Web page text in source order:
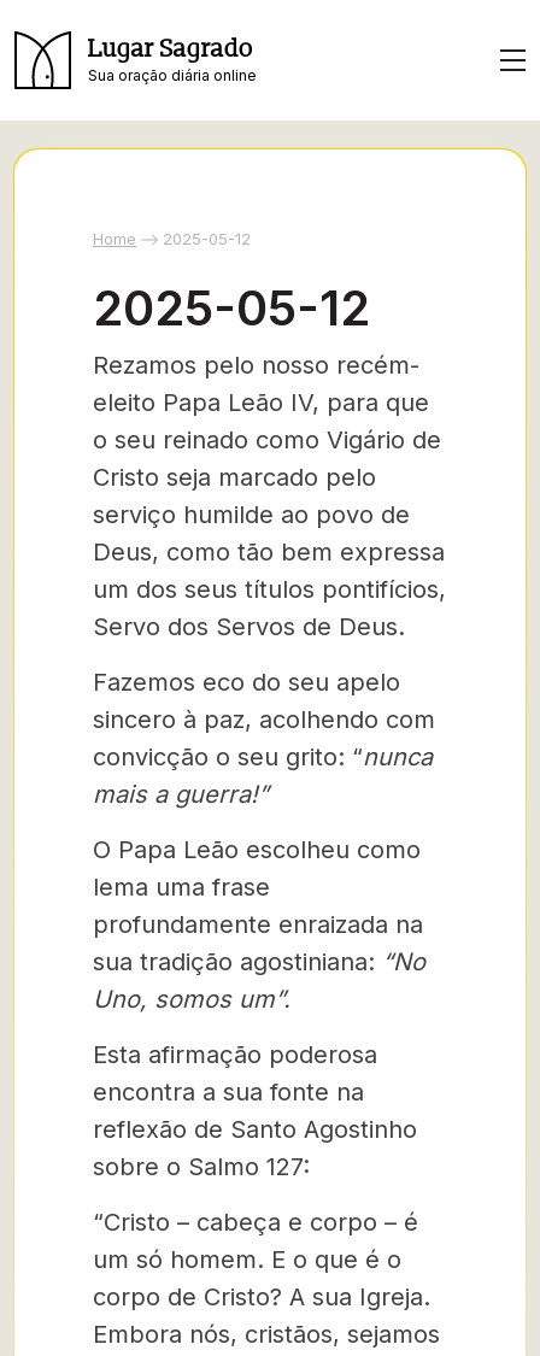
Lugar Sagrado
Sua oração diária online
Home 2025-05-12
2025-05-12
Rezamos pelo nosso recém-
eleito Papa Leão IV, para que
o seu reinado como Vigário de
Cristo seja marcado pelo
serviço humilde ao povo de
Deus, como tão bem expressa
um dos seus títulos pontifícios,
Servo dos Servos de Deus.
Fazemos eco do seu apelo
sincero à paz, acolhendo com
convicção o seu grito: “nunca
mais a guerra!”
O Papa Leão escolheu como
lema uma frase
profundamente enraizada na
sua tradição agostiniana: “No
Uno, somos um”.
Esta afirmação poderosa
encontra a sua fonte na
reflexão de Santo Agostinho
sobre o Salmo 127:
“Cristo – cabeça e corpo – é
um só homem. E o que é o
corpo de Cristo? A sua Igreja.
Embora nós, cristãos, sejamos